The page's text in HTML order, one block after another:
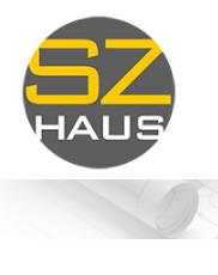
Inhalt
springen